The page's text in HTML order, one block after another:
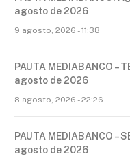
agosto de 2026
9 agosto, 2026 - 11:38
PAUTA MEDIABANCO –
agosto de 2026
8 agosto, 2026 - 22:26
PAUTA MEDIABANCO –
agosto de 2026